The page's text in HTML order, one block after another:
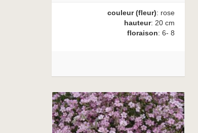
couleur (fleur): rose
hauteur: 20 cm
floraison: 6- 8